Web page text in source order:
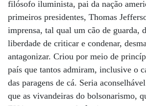
filósofo iluminista, pai da nação
primeiros presidentes, Thomas
imprensa, tal qual um cão de guarda,
liberdade de criticar e condenar,
antagonizar. Criou por meio de
país que tantos admiram, inclusive o
das paragens de cá. Seria
que as vivandeiras do bolsonarismo,